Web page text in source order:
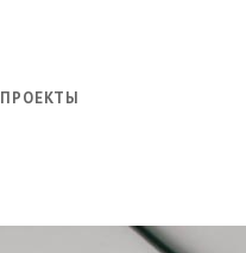
ПРОЕКТЫ